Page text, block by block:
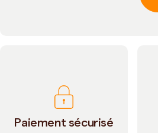
Paiement sécurisé